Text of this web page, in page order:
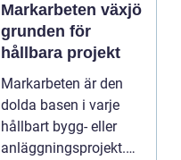
Markarbeten växjö
grunden för
hållbara projekt
Markarbeten är den
dolda basen i varje
hållbart bygg- eller
anläggningsprojekt.